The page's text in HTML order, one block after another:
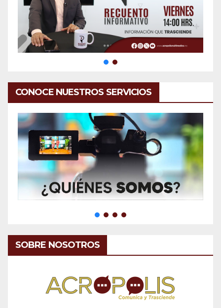
CONOCE NUESTROS SERVICIOS
SOBRE NOSOTROS